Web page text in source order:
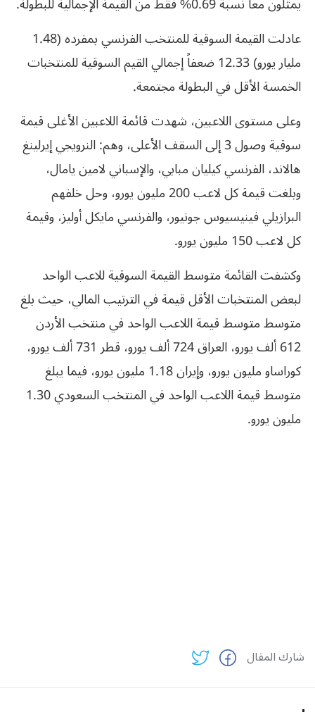
عادلت القيمة السوقية للمنتخب الفرنسي بمفرده (1.48
مليار يورو) 12.33 ضعفاً إجمالي القيم السوقية للمنتخبات
الخمسة الأقل في البطولة مجتمعة.
وعلى مستوى اللاعبين، شهدت قائمة اللاعبين الأغلى قيمة
سوقية وصول 3 إلى السقف الأعلى، وهم: النرويجي إيرلينغ
هالاند، الفرنسي كيليان مبابي، والإسباني لامين يامال،
وبلغت قيمة كل لاعب 200 مليون يورو، وحل خلفهم
البرازيلي فينيسيوس جونيور، والفرنسي مايكل أوليز، وقيمة
كل لاعب 150 مليون يورو.
وكشفت القائمة متوسط القيمة السوقية للاعب الواحد
لبعض المنتخبات الأقل قيمة في الترتيب المالي، حيث بلغ
متوسط متوسط قيمة اللاعب الواحد في منتخب الأردن
612 ألف يورو، العراق 724 ألف يورو، قطر 731 ألف يورو،
كوراساو مليون يورو، وإيران 1.18 مليون يورو، فيما يبلغ
متوسط قيمة اللاعب الواحد في المنتخب السعودي 1.30
مليون يورو.
شارك المقال